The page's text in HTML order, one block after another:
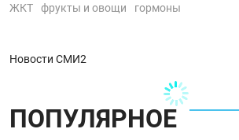
ЖКТ фрукты и овощи гормоны
Новости СМИ2
ПОПУЛЯРНОЕ